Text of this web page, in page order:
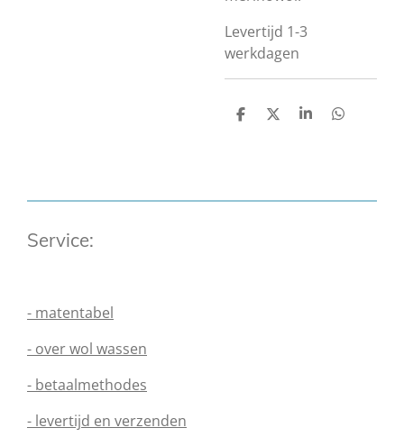
Levertijd 1-3
werkdagen
D
D
S
D
Service:
- matentabel
- over wol wassen
- betaalmethodes
- levertijd en verzenden